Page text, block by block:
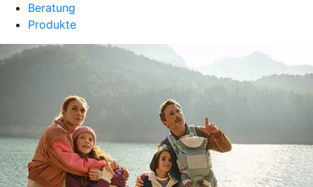
Beratung
Produkte